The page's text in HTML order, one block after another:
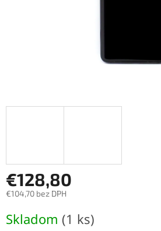
€128,80
€104,70 bez DPH
cena:
Skladom (1 ks)